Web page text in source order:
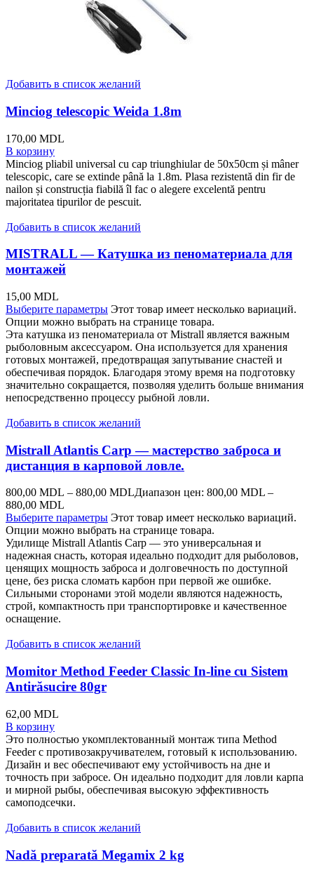
Добавить в список желаний
Minciog telescopic Weida 1.8m
170,00 MDL
В корзину
Minciog pliabil universal cu cap triunghiular de 50x50cm și mâner
telescopic, care se extinde până la 1.8m. Plasa rezistentă din fir de
nailon și construcția fiabilă îl fac o alegere excelentă pentru
majoritatea tipurilor de pescuit.
Добавить в список желаний
MISTRALL — Катушка из пеноматериала для
монтажей
15,00 MDL
Выберите параметры Этот товар имеет несколько вариаций.
Опции можно выбрать на странице товара.
Эта катушка из пеноматериала от Mistrall является важным
рыболовным аксессуаром. Она используется для хранения
готовых монтажей, предотвращая запутывание снастей и
обеспечивая порядок. Благодаря этому время на подготовку
значительно сокращается, позволяя уделить больше внимания
непосредственно процессу рыбной ловли.
Добавить в список желаний
Mistrall Atlantis Carp — мастерство заброса и
дистанция в карповой ловле.
800,00 MDL – 880,00 MDLДиапазон цен: 800,00 MDL –
880,00 MDL
Выберите параметры Этот товар имеет несколько вариаций.
Опции можно выбрать на странице товара.
Удилище Mistrall Atlantis Carp — это универсальная и
надежная снасть, которая идеально подходит для рыболовов,
ценящих мощность заброса и долговечность по доступной
цене, без риска сломать карбон при первой же ошибке.
Сильными сторонами этой модели являются надежность,
строй, компактность при транспортировке и качественное
оснащение.
Добавить в список желаний
Momitor Method Feeder Classic In-line cu Sistem
Antirăsucire 80gr
62,00 MDL
В корзину
Это полностью укомплектованный монтаж типа Method
Feeder с противозакручивателем, готовый к использованию.
Дизайн и вес обеспечивают ему устойчивость на дне и
точность при забросе. Он идеально подходит для ловли карпа
и мирной рыбы, обеспечивая высокую эффективность
самоподсечки.
Добавить в список желаний
Nadă preparată Megamix 2 kg